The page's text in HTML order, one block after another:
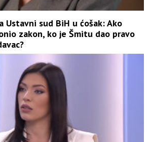
Ustavni sud BiH u ćošak: Ako
zakon, ko je Šmitu dao pravo